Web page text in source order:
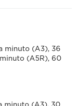
minuto (A3), 36
(A5R), 60